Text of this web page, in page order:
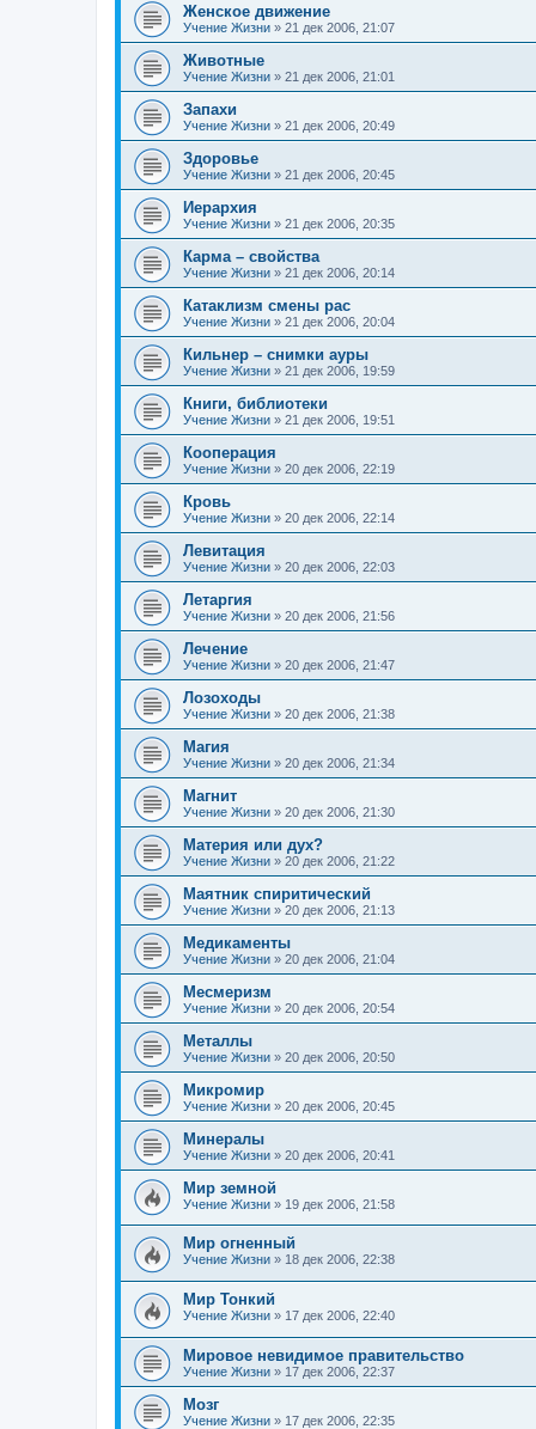
Женское движение
Учение Жизни » 21 дек 2006, 21:07
Животные
Учение Жизни » 21 дек 2006, 21:01
Запахи
Учение Жизни » 21 дек 2006, 20:49
Здоровье
Учение Жизни » 21 дек 2006, 20:45
Иерархия
Учение Жизни » 21 дек 2006, 20:35
Карма – свойства
Учение Жизни » 21 дек 2006, 20:14
Катаклизм смены рас
Учение Жизни » 21 дек 2006, 20:04
Кильнер – снимки ауры
Учение Жизни » 21 дек 2006, 19:59
Книги, библиотеки
Учение Жизни » 21 дек 2006, 19:51
Кооперация
Учение Жизни » 20 дек 2006, 22:19
Кровь
Учение Жизни » 20 дек 2006, 22:14
Левитация
Учение Жизни » 20 дек 2006, 22:03
Летаргия
Учение Жизни » 20 дек 2006, 21:56
Лечение
Учение Жизни » 20 дек 2006, 21:47
Лозоходы
Учение Жизни » 20 дек 2006, 21:38
Магия
Учение Жизни » 20 дек 2006, 21:34
Магнит
Учение Жизни » 20 дек 2006, 21:30
Материя или дух?
Учение Жизни » 20 дек 2006, 21:22
Маятник спиритический
Учение Жизни » 20 дек 2006, 21:13
Медикаменты
Учение Жизни » 20 дек 2006, 21:04
Месмеризм
Учение Жизни » 20 дек 2006, 20:54
Металлы
Учение Жизни » 20 дек 2006, 20:50
Микромир
Учение Жизни » 20 дек 2006, 20:45
Минералы
Учение Жизни » 20 дек 2006, 20:41
Мир земной
Учение Жизни » 19 дек 2006, 21:58
Мир огненный
Учение Жизни » 18 дек 2006, 22:38
Мир Тонкий
Учение Жизни » 17 дек 2006, 22:40
Мировое невидимое правительство
Учение Жизни » 17 дек 2006, 22:37
Мозг
Учение Жизни » 17 дек 2006, 22:35